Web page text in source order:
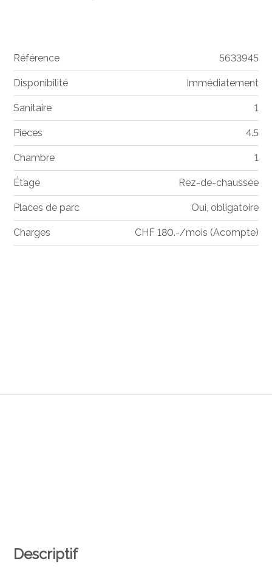
Descriptif
Référence 5633945
Disponibilité Immédiatement
Sanitaire 1
Pièces 4.5
Chambre 1
Étage Rez-de-chaussée
Places de parc Oui, obligatoire
Charges CHF 180.-/mois (Acompte)